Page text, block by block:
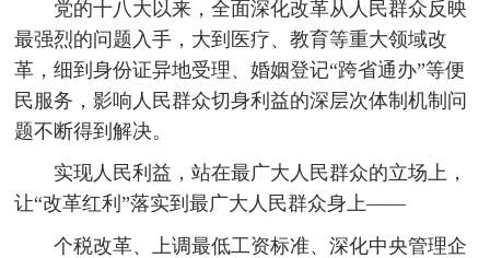
党的十八大以来，全面深化改革从人民群众反映
最强烈的问题入手，大到医疗、教育等重大领域改
革，细到身份证异地受理、婚姻登记“跨省通办”等便
民服务，影响人民群众切身利益的深层次体制机制问
题不断得到解决。
实现人民利益，站在最广大人民群众的立场上，
让“改革红利”落实到最广大人民群众身上——
个税改革、上调最低工资标准、深化中央管理企